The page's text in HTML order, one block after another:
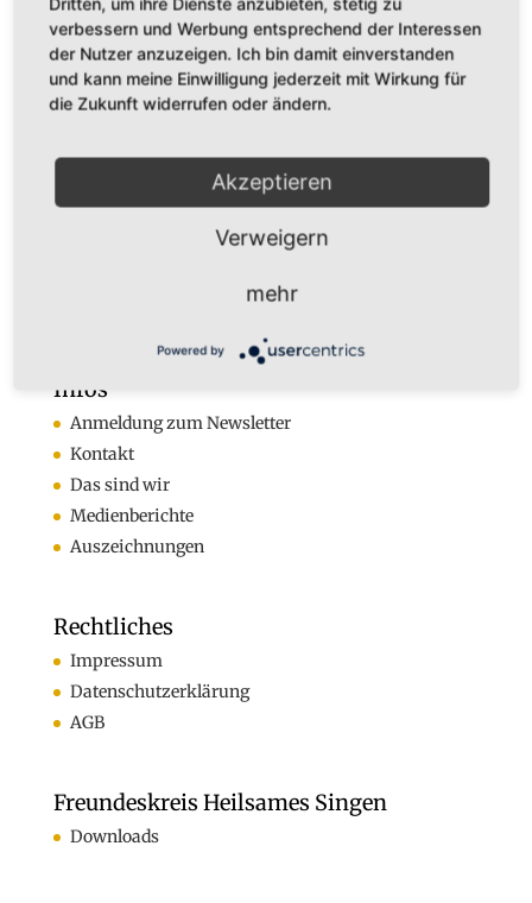
Startseite
Dr. Karl Adamek
Infos
Anmeldung zum Newsletter
Kontakt
Das sind wir
Medienberichte
Auszeichnungen
Rechtliches
Impressum
Datenschutzerklärung
AGB
Freundeskreis Heilsames Singen
Downloads
verbessern und Werbung entsprechend der Interessen
der Nutzer anzuzeigen. Ich bin damit einverstanden
und kann meine Einwilligung jederzeit mit Wirkung für
die Zukunft widerrufen oder ändern.
Akzeptieren
Verweigern
mehr
Powered by